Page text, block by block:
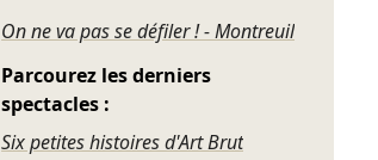
On ne va pas se défiler ! - Montreuil
Parcourez les derniers
spectacles :
Six petites histoires d'Art Brut